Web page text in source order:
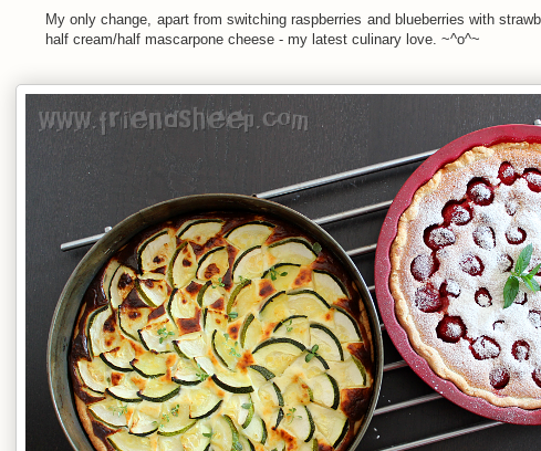
My only change, apart from switching raspberries and blueberries with
half cream/half mascarpone cheese - my latest culinary love. ~^o^~